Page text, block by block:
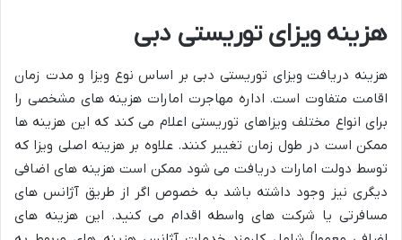
هزینه ویزای توریستی دبی
هزینه دریافت ویزای توریستی دبی بر اساس نوع ویزا و مدت زمان
اقامت متفاوت است. اداره مهاجرت امارات هزینه های مشخصی را
برای انواع مختلف ویزاهای توریستی اعلام می کند که این هزینه ها
ممکن است در طول زمان تغییر کنند. علاوه بر هزینه اصلی ویزا که
توسط دولت امارات دریافت می شود ممکن است هزینه های اضافی
دیگری نیز وجود داشته باشد به خصوص اگر از طریق آژانس های
مسافرتی یا شرکت های واسطه اقدام می کنید. این هزینه های